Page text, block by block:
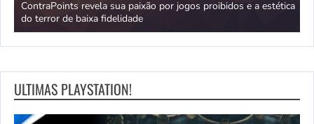
ContraPoints revela sua paixão por jogos proibidos e a estética
do terror de baixa fidelidade
ULTIMAS PLAYSTATION!